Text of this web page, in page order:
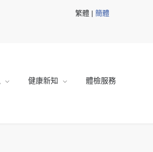
繁體 | 簡體
健康新知 體檢服務